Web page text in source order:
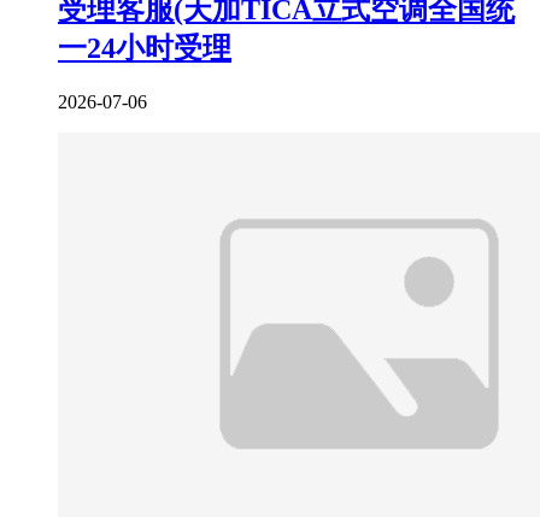
受理客服(天加TICA立式空调全国统
一24小时受理
2026-07-06